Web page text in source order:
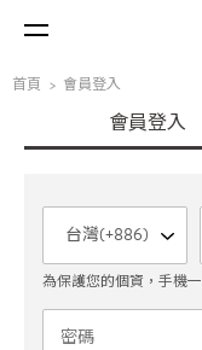
首頁 會員登入
會員登入
為保護您的個資，手機